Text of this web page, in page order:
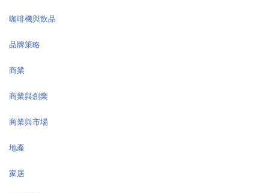
咖啡機與飲品
品牌策略
商業
商業與創業
商業與市場
地產
家居